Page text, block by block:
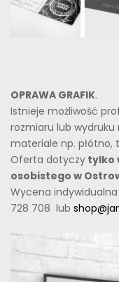
OPRAWA GRAFIK.
Istnieje możliwość
rozmiaru lub wydruku
materiale np. płótno,
Oferta dotyczy tylko
osobistego w
Wycena
728 708 lub